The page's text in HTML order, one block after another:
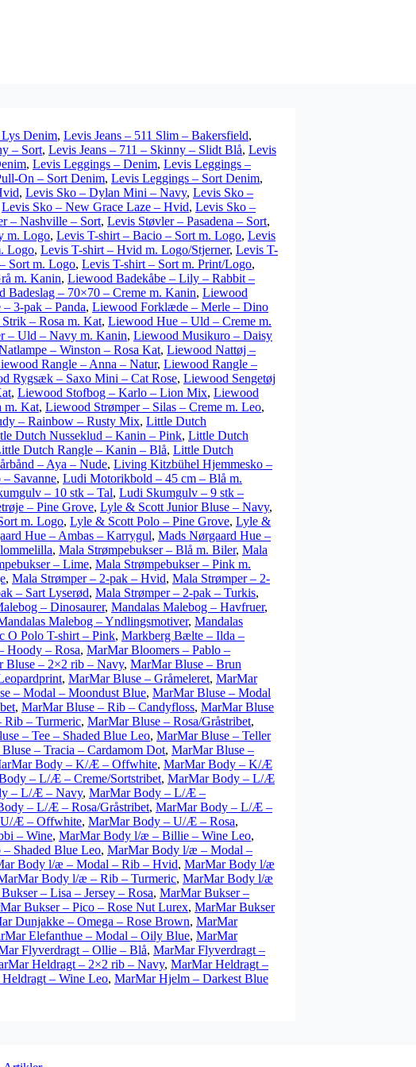
Denim, Levis Jeans – 511 Slim – Bakersfield,
– Sort, Levis Jeans – 711 – Skinny – Slidt Blå, Levis
, Levis Leggings – Denim, Levis Leggings –
On – Sort Denim, Levis Leggings – Sort Denim,
, Levis Sko – Dylan Mini – Navy, Levis Sko –
Levis Sko – New Grace Laze – Hvid, Levis Sko –
– Nashville – Sort, Levis Støvler – Pasadena – Sort,
m. Logo, Levis T-shirt – Bacio – Sort m. Logo, Levis
Logo, Levis T-shirt – Hvid m. Logo/Stjerner, Levis T-
Sort m. Logo, Levis T-shirt – Sort m. Print/Logo,
m. Kanin, Liewood Badekåbe – Lily – Rabbit –
Badeslag – 70×70 – Creme m. Kanin, Liewood
3-pak – Panda, Liewood Forklæde – Merle – Dino
– Rosa m. Kat, Liewood Hue – Uld – Creme m.
– Uld – Navy m. Kanin, Liewood Musikuro – Daisy
– Winston – Rosa Kat, Liewood Nattøj –
Rangle – Anna – Natur, Liewood Rangle –
Rygsæk – Saxo Mini – Cat Rose, Liewood Sengetøj
, Liewood Stofbog – Karlo – Lion Mix, Liewood
m. Kat, Liewood Strømper – Silas – Creme m. Leo,
– Rainbow – Rusty Mix, Little Dutch
Dutch Nusseklud – Kanin – Pink, Little Dutch
Dutch Rangle – Kanin – Blå, Little Dutch
– Aya – Nude, Living Kitzbühel Hjemmesko –
Savanne, Ludi Motorikbold – 45 cm – Blå m.
– 10 stk – Tal, Ludi Skumgulv – 9 stk –
– Pine Grove, Lyle & Scott Junior Bluse – Navy,
m. Logo, Lyle & Scott Polo – Pine Grove, Lyle &
Hue – Ambas – Karrygul, Mads Nørgaard Hue –
, Mala Strømpebukser – Blå m. Biler, Mala
– Lime, Mala Strømpebukser – Pink m.
, Mala Strømper – 2-pak – Hvid, Mala Strømper – 2-
– Sart Lyserød, Mala Strømper – 2-pak – Turkis,
– Dinosaurer, Mandalas Malebog – Havfruer,
Malebog – Yndlingsmotiver, Mandalas
O Polo T-shirt – Pink, Markberg Bælte – Ilda –
Hoody – Rosa, MarMar Bloomers – Pablo –
Bluse – 2×2 rib – Navy, MarMar Bluse – Brun
, MarMar Bluse – Gråmeleret, MarMar
– Modal – Moondust Blue, MarMar Bluse – Modal
, MarMar Bluse – Rib – Candyfloss, MarMar Bluse
Rib – Turmeric, MarMar Bluse – Rosa/Gråstribet,
– Tee – Shaded Blue Leo, MarMar Bluse – Teller
– Tracia – Cardamom Dot, MarMar Bluse –
Body – K/Æ – Offwhite, MarMar Body – K/Æ
– L/Æ – Creme/Sortstribet, MarMar Body – L/Æ
– L/Æ – Navy, MarMar Body – L/Æ –
– L/Æ – Rosa/Gråstribet, MarMar Body – L/Æ –
Æ – Offwhite, MarMar Body – U/Æ – Rosa,
– Wine, MarMar Body l/æ – Billie – Wine Leo,
Shaded Blue Leo, MarMar Body l/æ – Modal –
Body l/æ – Modal – Rib – Hvid, MarMar Body l/æ
Body l/æ – Rib – Turmeric, MarMar Body l/æ
– Lisa – Jersey – Rosa, MarMar Bukser –
Bukser – Pico – Rose Nut Lurex, MarMar Bukser
Dunjakke – Omega – Rose Brown, MarMar
Elefanthue – Modal – Oily Blue, MarMar
Flyverdragt – Ollie – Blå, MarMar Flyverdragt –
Heldragt – 2×2 rib – Navy, MarMar Heldragt –
– Wine Leo, MarMar Hjelm – Darkest Blue